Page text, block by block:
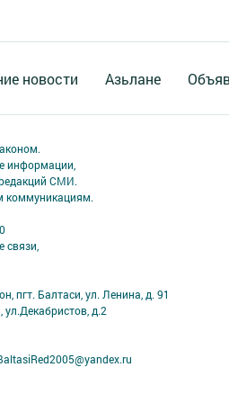
новости Азьлане
информации,
СМИ.
коммуникациям.
пгт. Балтаси, ул. Ленина, д. 91
ул.Декабристов, д.2